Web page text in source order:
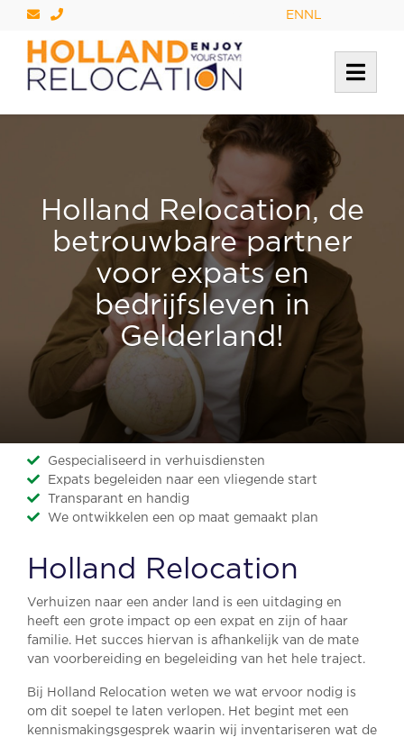
EN NL
Holland Relocation, de
betrouwbare partner
voor expats en
bedrijfsleven in
Gelderland!
Gespecialiseerd in verhuisdiensten
Expats begeleiden naar een vliegende start
Transparant en handig
We ontwikkelen een op maat gemaakt plan
Holland Relocation
Verhuizen naar een ander land is een uitdaging en
heeft een grote impact op een expat en zijn of haar
familie. Het succes hiervan is afhankelijk van de mate
van voorbereiding en begeleiding van het hele traject.
Bij Holland Relocation weten we wat ervoor nodig is
om dit soepel te laten verlopen. Het begint met een
kennismakingsgesprek waarin wij inventariseren wat de